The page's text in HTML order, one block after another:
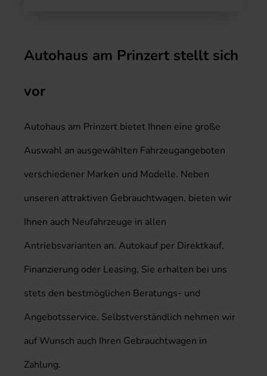
Autohaus am Prinzert stellt sich
vor
Autohaus am Prinzert bietet Ihnen eine große
Auswahl an ausgewählten Fahrzeugangeboten
verschiedener Marken und Modelle. Neben
unseren attraktiven Gebrauchtwagen, bieten wir
Ihnen auch Neufahrzeuge in allen
Antriebsvarianten an. Autokauf per Direktkauf,
Finanzierung oder Leasing, Sie erhalten bei uns
stets den bestmöglichen Beratungs- und
Angebotsservice. Selbstverständlich nehmen wir
auf Wunsch auch Ihren Gebrauchtwagen in
Zahlung.